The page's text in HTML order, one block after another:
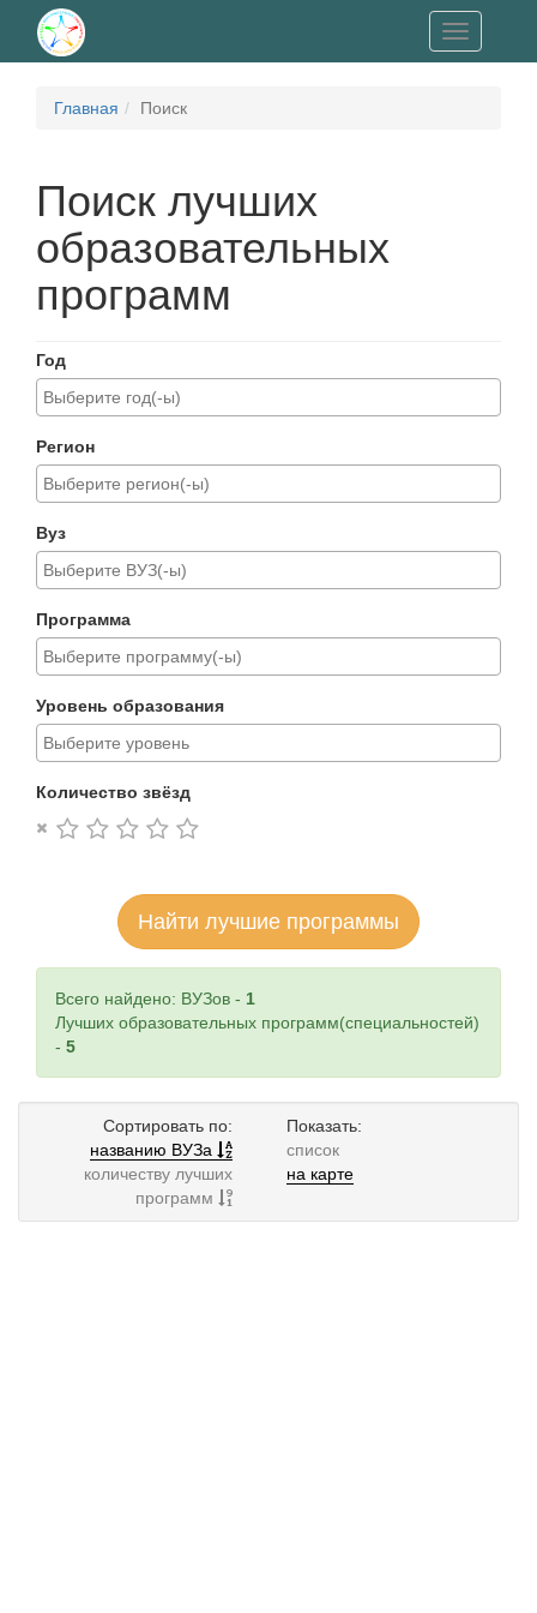
Toggle
navigation
Главная Поиск
Поиск лучших
образовательных
программ
Год
Регион
Вуз
Программа
Уровень образования
Количество звёзд
Найти лучшие программы
Всего найдено: ВУЗов - 1
Лучших образовательных программ(специальностей)
- 5
Сортировать по:
названию ВУЗа
количеству лучших
программ
Показать:
список
на карте